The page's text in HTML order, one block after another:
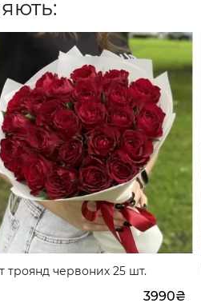
троянд червоних 25 шт.
3990₴